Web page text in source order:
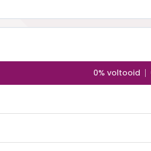
0% voltooid